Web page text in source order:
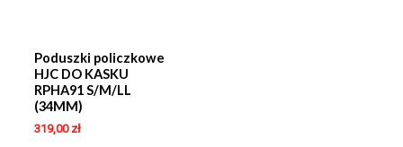
Poduszki policzkowe
HJC DO KASKU
RPHA91 S/M/LL
(34MM)
319,00 zł